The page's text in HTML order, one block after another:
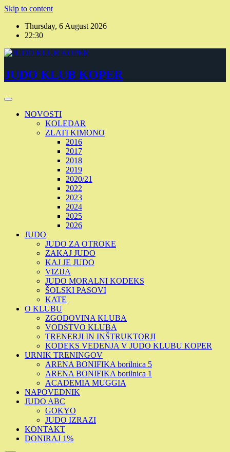
Skip to content
Thursday, 6 August 2026
22:30
JUDO KLUB KOPER
NOVOSTI
KOLEDAR
ZLATI KIMONO
2016
2017
2018
2019
2020/21
2022
2023
2024
2025
2026
JUDO
JUDO ZA OTROKE
ZAKAJ JUDO
KAJ JE JUDO
VIZIJA
JUDO MORALNI KODEKS
ŠOLSKI PASOVI
KATE
O KLUBU
ZGODOVINA KLUBA
VODSTVO KLUBA
TRENERJI IN INŠTRUKTORJI
KODEKS VEDENJA V JUDO KLUBU KOPER
URNIK TRENINGOV
ARENA BONIFIKA borilnica 5
ARENA BONIFIKA borilnica 1
ACADEMIA MUGGIA
NAPOVEDNIK
JUDO ABC
GOKYO
JUDO IZRAZI
KONTAKT
DONIRAJ 1%